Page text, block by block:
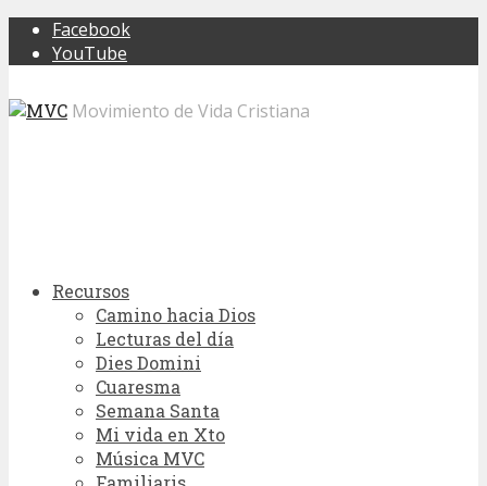
Facebook
YouTube
Movimiento de Vida Cristiana
Recursos
Camino hacia Dios
Lecturas del día
Dies Domini
Cuaresma
Semana Santa
Mi vida en Xto
Música MVC